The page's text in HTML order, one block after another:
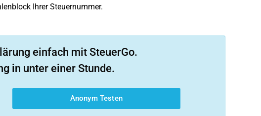
Ihrer Steuernummer.
einfach mit SteuerGo.
in unter einer Stunde.
Anonym Testen